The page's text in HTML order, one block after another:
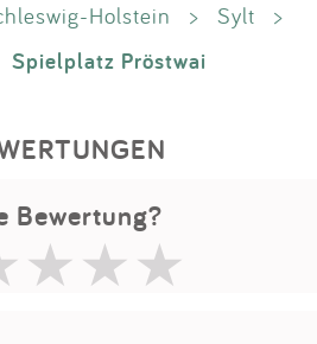
Holstein > Sylt
>
Spielplatz Pröstwai
Bewertung?